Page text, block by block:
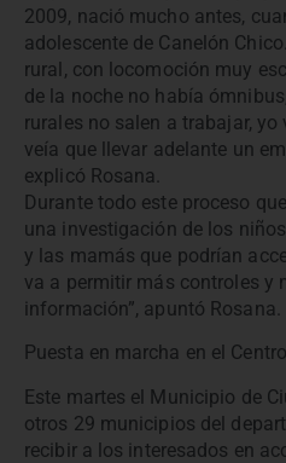
2009, nació mucho antes,
adolescente de Canelón
rural, con locomoción muy
de la noche no había
rurales no salen a trabajar, yo
veía que llevar adelante un
explicó Rosana.
Durante todo este proceso
una investigación de los
y las mamás que podrían
va a permitir más controles y
información”, apuntó Rosana.
Puesta en marcha en el
Este martes el Municipio de
otros 29 municipios del
recibir a los interesados en